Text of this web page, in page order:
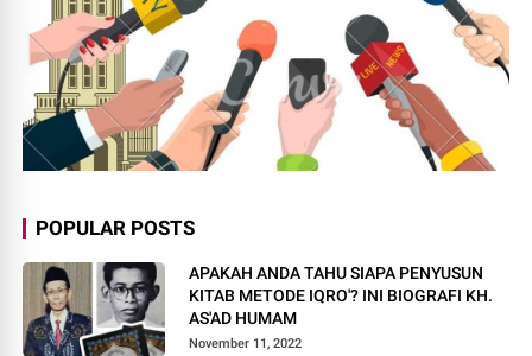
POPULAR POSTS
APAKAH ANDA TAHU SIAPA PENYUSUN
KITAB METODE IQRO'? INI BIOGRAFI KH.
AS'AD HUMAM
November 11, 2022